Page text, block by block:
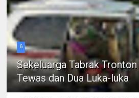
6
Sekeluarga Tabrak
Tewas dan Dua Luka-luka